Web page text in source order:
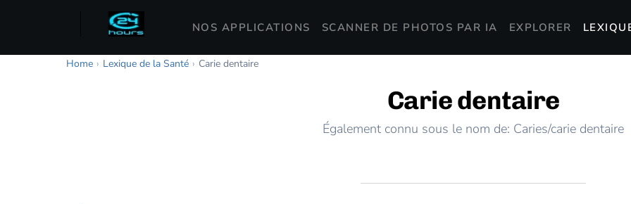
NOS APPLICATIONS SCANNER DE PHOTOS PAR IA EXPLORER
Home › Lexique de la Santé › Carie dentaire
Carie dentaire
Également connu sous le nom de: Caries/carie dentaire